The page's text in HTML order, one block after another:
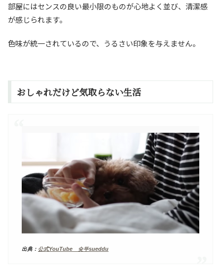
部屋にはセンスの良い最小限のものが心地よく並び、清潔感
が感じられます。
色味が統一されているので、うるさい印象を与えません。
おしゃれだけど気取らない生活
出典： 公式YouTube 슛뚜sueddu